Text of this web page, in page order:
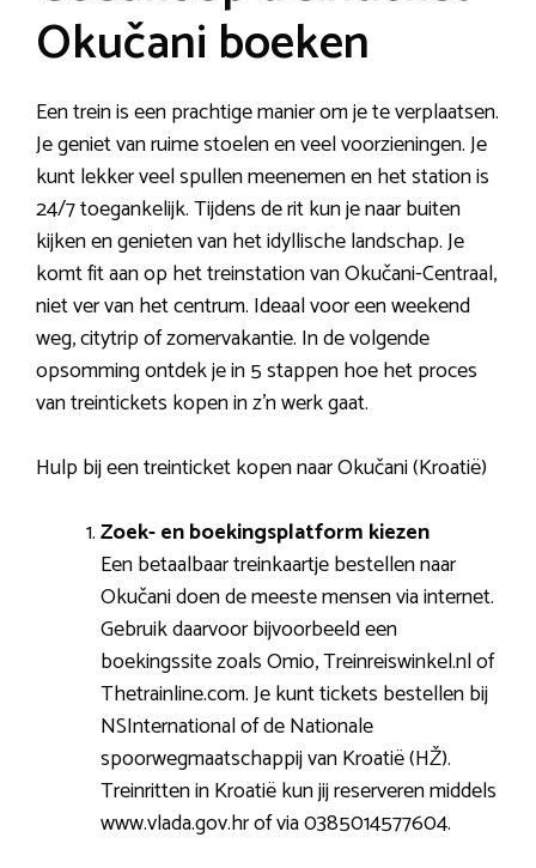
Okučani boeken
Een trein is een prachtige manier om je te verplaatsen.
Je geniet van ruime stoelen en veel voorzieningen. Je
kunt lekker veel spullen meenemen en het station is
24/7 toegankelijk. Tijdens de rit kun je naar buiten
kijken en genieten van het idyllische landschap. Je
komt fit aan op het treinstation van Okučani-Centraal,
niet ver van het centrum. Ideaal voor een weekend
weg, citytrip of zomervakantie. In de volgende
opsomming ontdek je in 5 stappen hoe het proces
van treintickets kopen in z’n werk gaat.
Hulp bij een treinticket kopen naar Okučani (Kroatië)
Zoek- en boekingsplatform kiezen
Een betaalbaar treinkaartje bestellen naar
Okučani doen de meeste mensen via internet.
Gebruik daarvoor bijvoorbeeld een
boekingssite zoals Omio, Treinreiswinkel.nl of
Thetrainline.com. Je kunt tickets bestellen bij
NSInternational of de Nationale
spoorwegmaatschappij van Kroatië (HŽ).
Treinritten in Kroatië kun jij reserveren middels
www.vlada.gov.hr of via 0385014577604.